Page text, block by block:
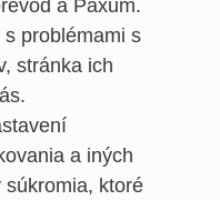
a Paxum.
problémami s
stránka ich
a iných
ktoré